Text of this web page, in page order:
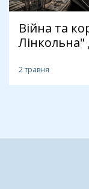
Війна та
Лінкольна"
2 травня